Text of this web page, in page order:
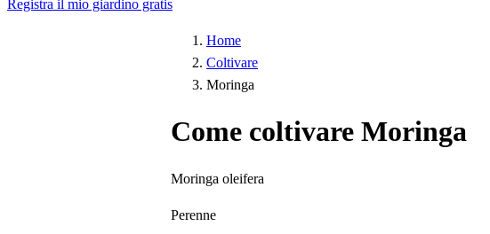
Registra il mio giardino gratis
Home
Coltivare
Moringa
Come coltivare Moringa
Moringa oleifera
Perenne